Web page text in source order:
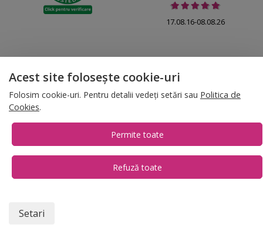
17.08.16-08.08.26
© 2026 Folina.ro | All Rights Reserved. Folina.ro |Designed by Artvertising
• Termene și condiții•Gestionează preferințe cookies
T:+4 0754.069.667
Acest site folosește cookie-uri
Folosim cookie-uri. Pentru detalii vedeți setări sau Politica de
Cookies.
Permite toate
Refuză toate
Setari